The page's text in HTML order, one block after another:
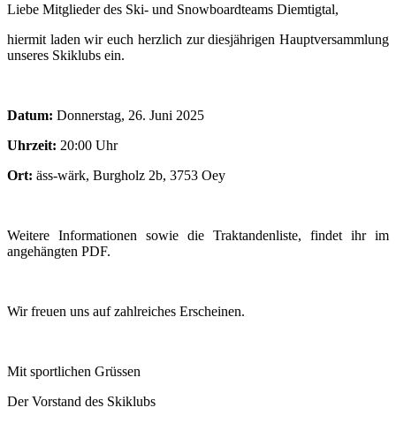
Liebe Mitglieder des Ski- und Snowboardteams Diemtigtal,
hiermit laden wir euch herzlich zur diesjährigen Hauptversammlung
unseres Skiklubs ein.
Datum: Donnerstag, 26. Juni 2025
Uhrzeit: 20:00 Uhr
Ort: äss-wärk, Burgholz 2b, 3753 Oey
Weitere Informationen sowie die Traktandenliste, findet ihr im
angehängten PDF.
Wir freuen uns auf zahlreiches Erscheinen.
Mit sportlichen Grüssen
Der Vorstand des Skiklubs